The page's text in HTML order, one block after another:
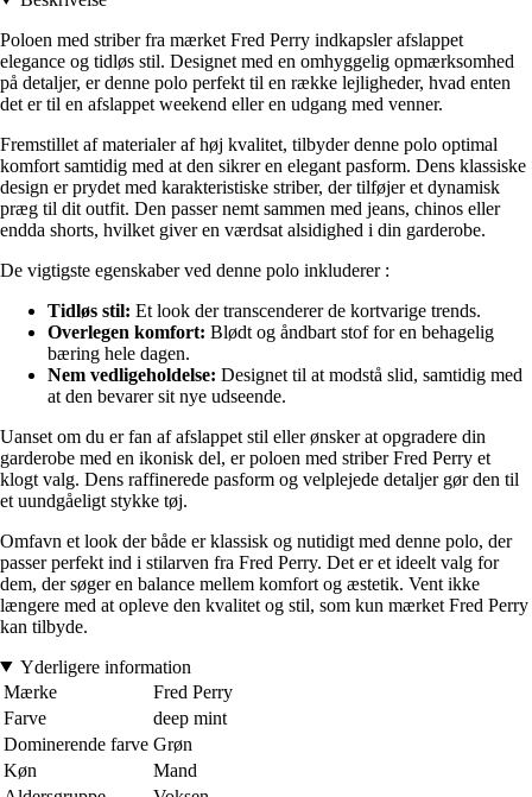
Poloen med striber fra mærket Fred Perry indkapsler afslappet
elegance og tidløs stil. Designet med en omhyggelig opmærksomhed
på detaljer, er denne polo perfekt til en række lejligheder, hvad enten
det er til en afslappet weekend eller en udgang med venner.
Fremstillet af materialer af høj kvalitet, tilbyder denne polo optimal
komfort samtidig med at den sikrer en elegant pasform. Dens klassiske
design er prydet med karakteristiske striber, der tilføjer et dynamisk
præg til dit outfit. Den passer nemt sammen med jeans, chinos eller
endda shorts, hvilket giver en værdsat alsidighed i din garderobe.
De vigtigste egenskaber ved denne polo inkluderer :
Tidløs stil: Et look der transcenderer de kortvarige trends.
Overlegen komfort: Blødt og åndbart stof for en behagelig
bæring hele dagen.
Nem vedligeholdelse: Designet til at modstå slid, samtidig med
at den bevarer sit nye udseende.
Uanset om du er fan af afslappet stil eller ønsker at opgradere din
garderobe med en ikonisk del, er poloen med striber Fred Perry et
klogt valg. Dens raffinerede pasform og velplejede detaljer gør den til
et uundgåeligt stykke tøj.
Omfavn et look der både er klassisk og nutidigt med denne polo, der
passer perfekt ind i stilarven fra Fred Perry. Det er et ideelt valg for
dem, der søger en balance mellem komfort og æstetik. Vent ikke
længere med at opleve den kvalitet og stil, som kun mærket Fred Perry
kan tilbyde.
Yderligere information
Mærke
Fred Perry
Farve
deep mint
Dominerende farve Grøn
Køn
Mand